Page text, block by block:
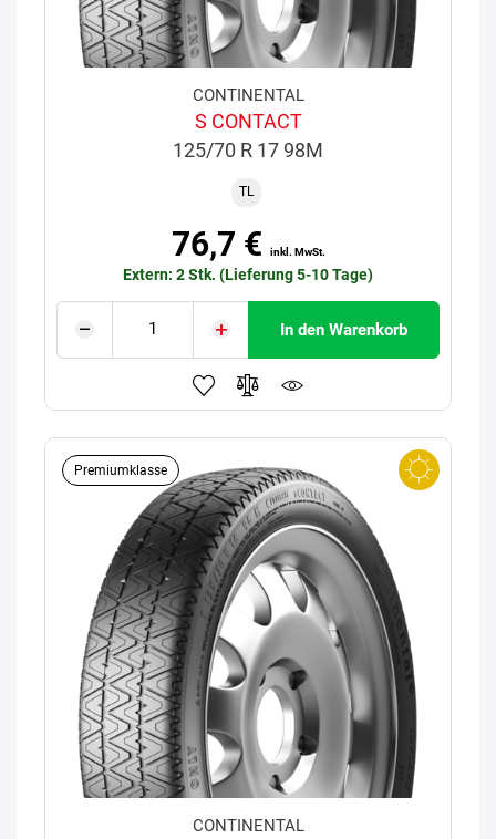
CONTINENTAL
S CONTACT
125/70 R 17 98M
TL
76,7 € inkl. MwSt.
Extern: 2 Stk. (Lieferung 5-10 Tage)
In den Warenkorb
Premiumklasse
CONTINENTAL